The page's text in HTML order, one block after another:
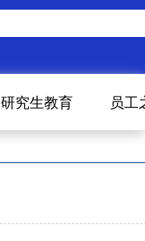
研究生教育 员工